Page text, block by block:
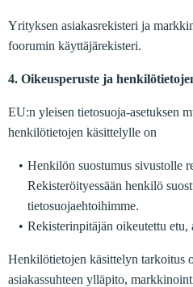
Yrityksen asiakasrekisteri ja
foorumin käyttäjärekisteri.
4. Oikeusperuste ja
EU:n yleisen tietosuoja-asetuksen
henkilötietojen käsittelylle on
Henkilön suostumus sivustolle
Rekisteröityessään henkilö
tietosuojaehtoihimme.
Rekisterinpitäjän oikeutettu etu,
Henkilötietojen käsittelyn tarkoitus
asiakassuhteen ylläpito,